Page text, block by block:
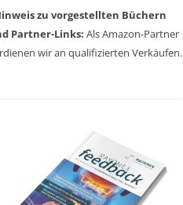
zu vorgestellten Büchern
Partner-Links: Als Amazon-Partner
wir an qualifizierten Verkäufen.